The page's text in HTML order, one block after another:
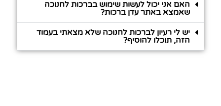
האם אני יכול לעשות שימוש בברכות לחנוכה
שאמצא באתר עדן ברכות?
יש לי רעיון לברכות לחנוכה שלא מצאתי בעמוד
הזה, תוכלו להוסיף?